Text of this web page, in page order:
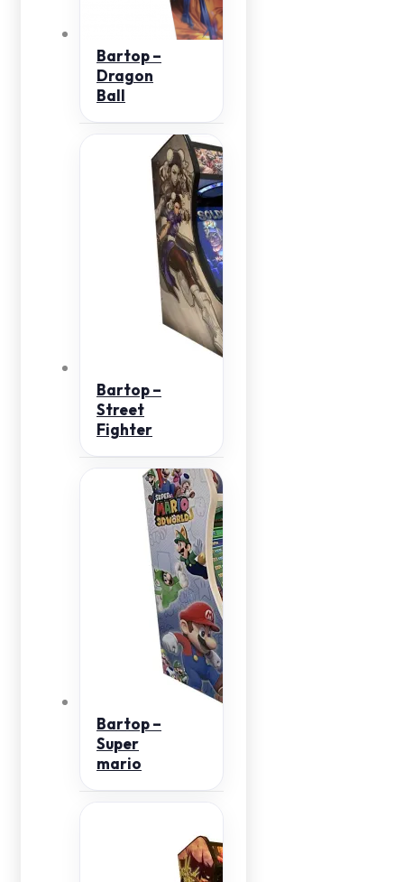
Bartop –
Dragon
Ball
Bartop –
Street
Fighter
Bartop –
Super
mario